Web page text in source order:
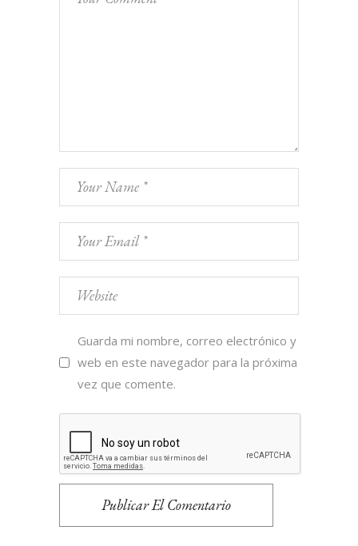
Guarda mi nombre, correo electrónico y
web en este navegador para la próxima
vez que comente.
Publicar El Comentario